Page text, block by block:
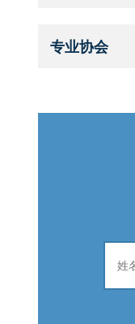
专业协会